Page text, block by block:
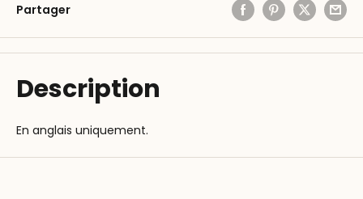
Partager
Description
En anglais uniquement.